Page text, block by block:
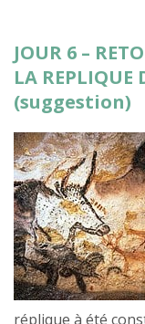
JOUR 6 –
LA REPLIQUE
(suggestion)
réplique à été